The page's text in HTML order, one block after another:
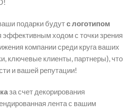
подарки будутс логотипом
эффективным ходом с точки зрения
компании среди круга ваших
ключевые клиенты, партнеры), что
и вашей репутации!
за счет декорирования
лента с вашим